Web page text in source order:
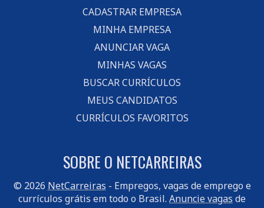
CADASTRAR EMPRESA
MINHA EMPRESA
ANUNCIAR VAGA
MINHAS VAGAS
BUSCAR CURRÍCULOS
MEUS CANDIDATOS
CURRÍCULOS FAVORITOS
SOBRE O NETCARREIRAS
© 2026 NetCarreiras - Empregos, vagas de emprego e
currículos grátis em todo o Brasil. Anuncie vagas de